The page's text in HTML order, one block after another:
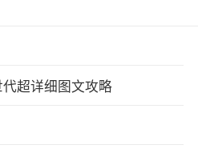
超详细图文攻略